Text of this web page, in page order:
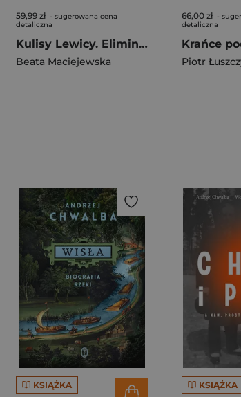
59,99 zł - sugerowana cena
detaliczna
Kulisy Lewicy. Eliminacja. Chciwość. Strach.
Beata Maciejewska
66,00 zł -
detaliczna
Krańce
Piotr
KSIĄŻKA KSIĄŻKA